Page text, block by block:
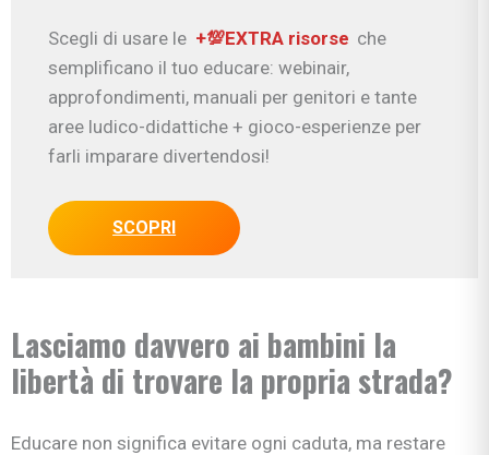
Scegli di usare le +💯EXTRA risorse che
semplificano il tuo educare: webinair,
approfondimenti, manuali per genitori e tante
aree ludico-didattiche + gioco-esperienze per
farli imparare divertendosi!
SCOPRI
Lasciamo davvero ai bambini la
libertà di trovare la propria strada?
Educare non significa evitare ogni caduta, ma restare